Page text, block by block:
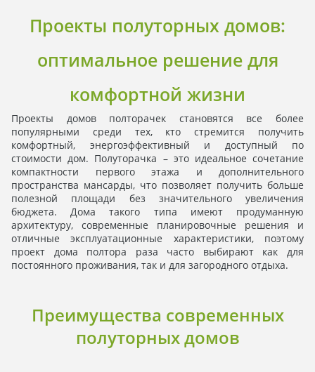
Проекты полуторных домов:
оптимальное решение для
комфортной жизни
Проекты домов полторачек становятся все более
популярными среди тех, кто стремится получить
комфортный, энергоэффективный и доступный по
стоимости дом. Полуторачка – это идеальное сочетание
компактности первого этажа и дополнительного
пространства мансарды, что позволяет получить больше
полезной площади без значительного увеличения
бюджета. Дома такого типа имеют продуманную
архитектуру, современные планировочные решения и
отличные эксплуатационные характеристики, поэтому
проект дома полтора раза часто выбирают как для
постоянного проживания, так и для загородного отдыха.
Преимущества современных
полуторных домов